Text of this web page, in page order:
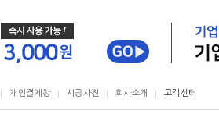
개인결제창 시공사진 회사소개 고객센터